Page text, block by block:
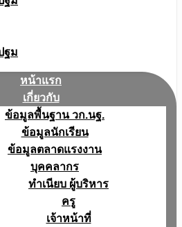
หน้าแรก
เกี่ยวกับ
ข้อมูลพื้นฐาน วก.นฐ.
ข้อมูลนักเรียน
ข้อมูลตลาดแรงงาน
บุคคลากร
ทำเนียบ ผู้บริหาร
ครู
เจ้าหน้าที่